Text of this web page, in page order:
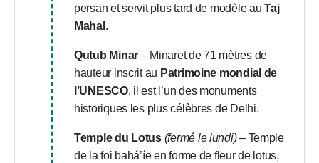
persan et servit plus tard de modèle auTaj
Mahal .
Qutub Minar – Minaret de 71 mètres de
hauteur inscrit au Patrimoine mondial de
l’UNESCO, il est l’un des monuments
historiques les plus célèbres de Delhi.
Temple du Lotus (fermé le lundi)– Temple
de la foi bahá’íe en forme de fleur de lotus,